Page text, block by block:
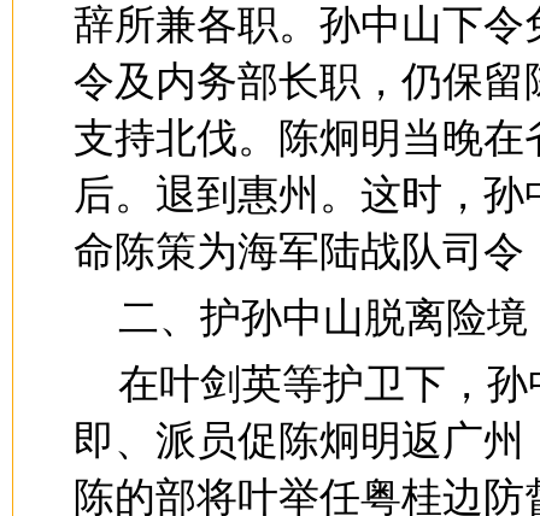
辞所兼各职。孙中山下
令及内务部长职，仍保
支持北伐。陈炯明当晚
后。退到惠州。这时，
命陈策为海军陆战队司
二、护孙中山脱离险境
在叶剑英等护卫下，
即、派员促陈炯明返广
陈的部将叶举任粤桂边